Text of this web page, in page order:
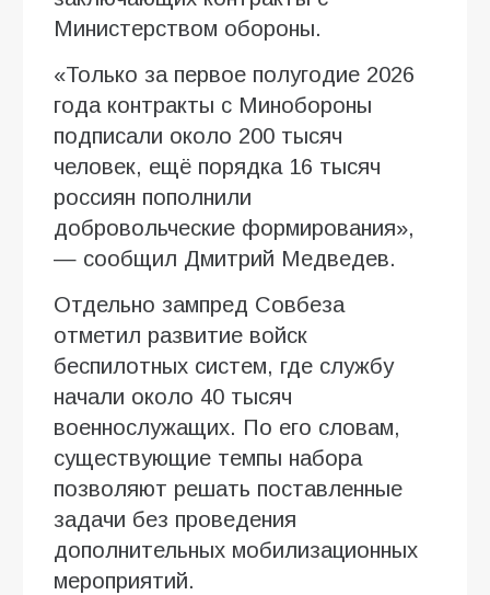
Министерством обороны.
«Только за первое полугодие 2026
года контракты с Минобороны
подписали около 200 тысяч
человек, ещё порядка 16 тысяч
россиян пополнили
добровольческие формирования»,
— сообщил Дмитрий Медведев.
Отдельно зампред Совбеза
отметил развитие войск
беспилотных систем, где службу
начали около 40 тысяч
военнослужащих. По его словам,
существующие темпы набора
позволяют решать поставленные
задачи без проведения
дополнительных мобилизационных
мероприятий.